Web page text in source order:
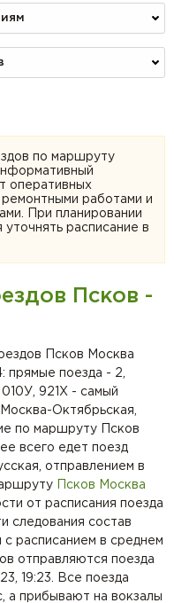
по маршруту
оперативных
ремонтными работами и
При планировании
расписание в
Псков -
Псков Москва
прямые поезда - 2,
921Х - самый
Октябрьская,
по маршруту Псков
всего едет поезд
отправлением в
Псков
Москва
от расписания поезда
следования состав
с расписанием в среднем
отправляются поезда
19:23. Все поезда
а прибывают на вокзалы